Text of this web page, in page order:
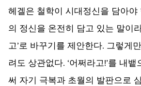
헤겔은 철학이 시대정신을 담아야
의 정신을 온전히 담고 있는 말이
고’로 바꾸기를 제안한다. 그렇게
려도 상관없다. ‘어쩌라고!’를 내
써 자기 극복과 초월의 발판으로